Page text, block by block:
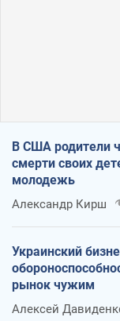
В США родители
смерти своих
молодежь
Александр Кирш
Украинский
рынок чужим
Алексей